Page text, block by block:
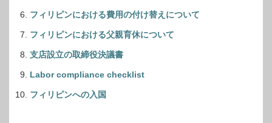
フィリピンにおける費用の付け替えについて
フィリピンにおける父親育休について
支店設立の取締役決議書
Labor compliance checklist
フィリピンへの入国